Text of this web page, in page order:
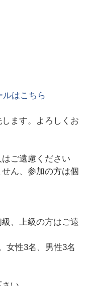
ルはこちら
ます。よろしくお
ご遠慮ください
ん、参加の方は個
、上級の方はご遠
女性3名、男性3名